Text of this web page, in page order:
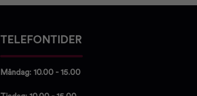
TELEFONTIDER
Måndag: 10.00 - 15.00